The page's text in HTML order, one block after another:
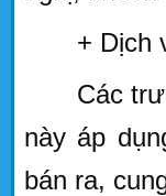
+ Dịch
Các
này áp
bán ra,